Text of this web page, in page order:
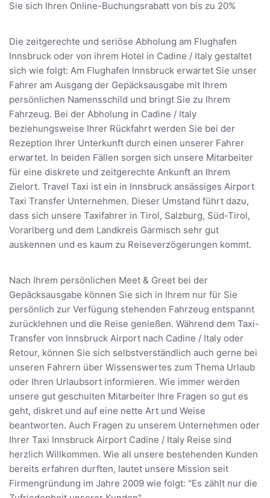
Sie sich Ihren Online-Buchungsrabatt von bis zu 20%
Die zeitgerechte und seriöse Abholung am Flughafen
Innsbruck oder von ihrem Hotel in Cadine / Italy gestaltet
sich wie folgt: Am Flughafen Innsbruck erwartet Sie unser
Fahrer am Ausgang der Gepäcksausgabe mit Ihrem
persönlichen Namensschild und bringt Sie zu Ihrem
Fahrzeug. Bei der Abholung in Cadine / Italy
beziehungsweise Ihrer Rückfahrt werden Sie bei der
Rezeption Ihrer Unterkunft durch einen unserer Fahrer
erwartet. In beiden Fällen sorgen sich unsere Mitarbeiter
für eine diskrete und zeitgerechte Ankunft an Ihrem
Zielort. Travel Taxi ist ein in Innsbruck ansässiges Airport
Taxi Transfer Unternehmen. Dieser Umstand führt dazu,
dass sich unsere Taxifahrer in Tirol, Salzburg, Süd-Tirol,
Vorarlberg und dem Landkreis Garmisch sehr gut
auskennen und es kaum zu Reiseverzögerungen kommt.
Nach Ihrem persönlichen Meet & Greet bei der
Gepäcksausgabe können Sie sich in Ihrem nur für Sie
persönlich zur Verfügung stehenden Fahrzeug entspannt
zurücklehnen und die Reise genießen. Während dem Taxi-
Transfer von Innsbruck Airport nach Cadine / Italy oder
Retour, können Sie sich selbstverständlich auch gerne bei
unseren Fahrern über Wissenswertes zum Thema Urlaub
oder Ihren Urlaubsort informieren. Wie immer werden
unsere gut geschulten Mitarbeiter Ihre Fragen so gut es
geht, diskret und auf eine nette Art und Weise
beantworten. Auch Fragen zu unserem Unternehmen oder
Ihrer Taxi Innsbruck Airport Cadine / Italy Reise sind
herzlich Willkommen. Wie all unsere bestehenden Kunden
bereits erfahren durften, lautet unsere Mission seit
Firmengründung im Jahre 2009 wie folgt: "Es zählt nur die